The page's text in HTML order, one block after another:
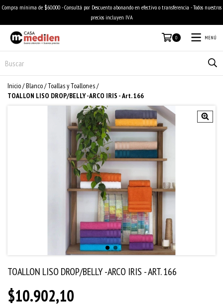
Compra mínima de $60.000 - Consultá por Descuento abonando en efectivo o transferencia - Todos nuestros
precios incluyen IVA
0 MENÚ
Inicio/Blanco/Toallas y Toallones/
TOALLON LISO DROP/BELLY -ARCO IRIS - Art. 166
TOALLON LISO DROP/BELLY -ARCO IRIS - ART. 166
$10.902,10